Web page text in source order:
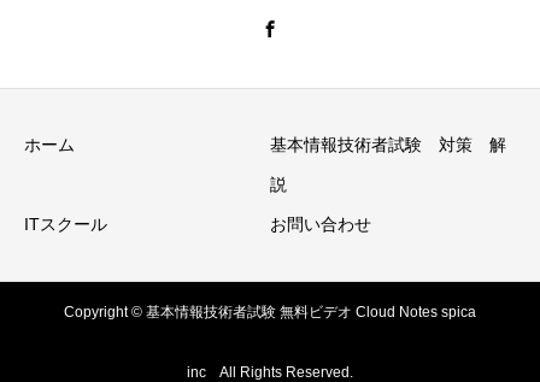
ホーム 基本情報技術者試験 対策 解
説
ITスクール お問い合わせ
Copyright © 基本情報技術者試験 無料ビデオ Cloud Notes spica
inc All Rights Reserved.